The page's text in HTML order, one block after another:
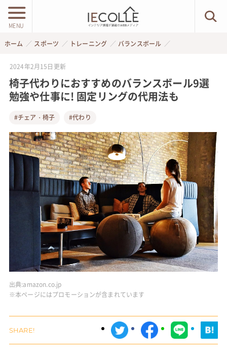
MENU
ホーム スポーツ トレーニング バランスボール
2024年2月15日 更新
椅子代わりにおすすめのバランスボール9選
勉強や仕事に! 固定リングの代用法も
#チェア・椅子 #代わり
出典:amazon.co.jp
※本ページにはプロモーションが含まれています